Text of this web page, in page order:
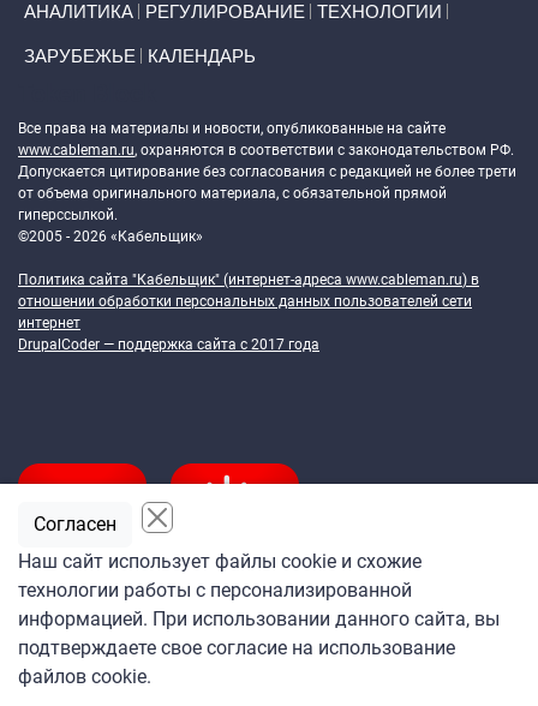
АНАЛИТИКА РЕГУЛИРОВАНИЕ ТЕХНОЛОГИИ
ЗАРУБЕЖЬЕ КАЛЕНДАРЬ
Все права на материалы и новости, опубликованные на сайте
www.cableman.ru, охраняются в соответствии с законодательством РФ.
Допускается цитирование без согласования с редакцией не более трети
от объема оригинального материала, с обязательной прямой
гиперссылкой.
©2005 - 2026 «Кабельщик»
Политика сайта "Кабельщик" (интернет-адреса www.cableman.ru) в
отношении обработки персональных данных пользователей сети
интернет
DrupalCoder — поддержка сайта c 2017 года
Подпишитесь
на ежедневную рассылку
«Кабельщика»
Наш сайт использует файлы cookie и схожие
технологии работы с персонализированной
информацией. При использовании данного сайта, вы
подтверждаете свое согласие на использование
файлов cookie.
Согласен